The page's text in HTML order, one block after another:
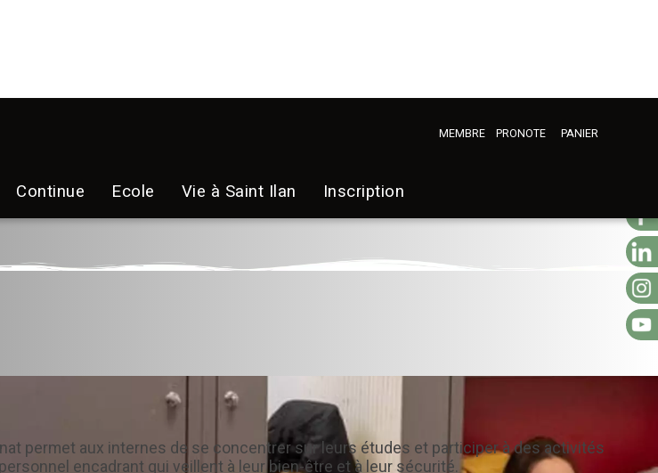
MEMBRE PRONOTE PANIER
Continue Ecole Vie à Saint Ilan Inscription
permet aux internes de se concentrer sur leurs études et participer à des activités
encadrant qui veillent à leur bien-être et à leur sécurité.